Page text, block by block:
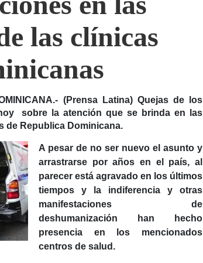
las clínicas
(Prensa Latina) Quejas de los
sobre la atención que se brinda en las
de Republica Dominicana.
A pesar de no ser nuevo el asunto y
arrastrarse por años en el país, al
parecer está agravado en los últimos
tiempos y la indiferencia y otras
manifestaciones de
deshumanización han hecho
presencia en los mencionados
centros de salud.